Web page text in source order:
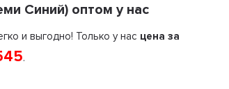
Синий) оптом у нас
и выгодно! Только у нас цена за
.